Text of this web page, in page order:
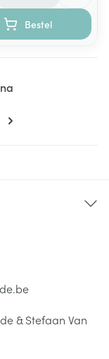
Bestel
& Stefaan Van